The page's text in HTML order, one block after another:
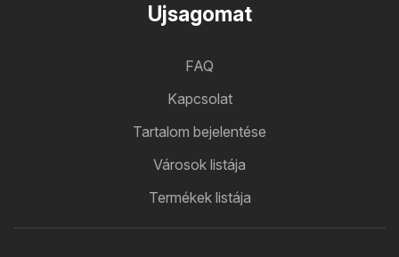
Ujsagomat
FAQ
Kapcsolat
Tartalom bejelentése
Városok listája
Termékek listája